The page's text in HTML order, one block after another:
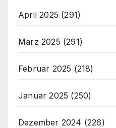
April 2025 (291)
März 2025 (291)
Februar 2025 (218)
Januar 2025 (250)
Dezember 2024 (226)